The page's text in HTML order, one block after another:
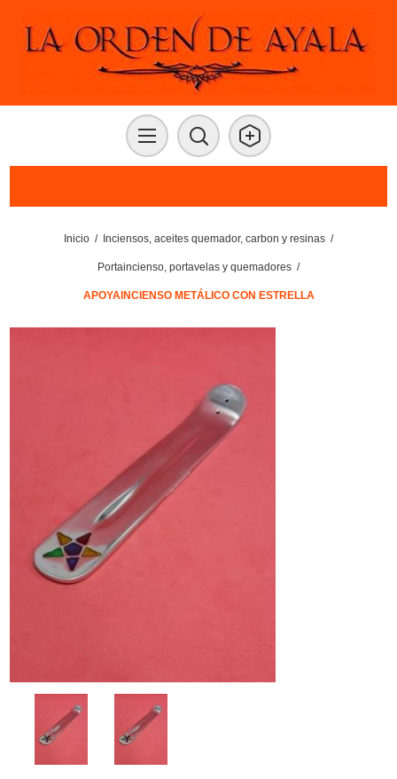
Inicio / Inciensos, aceites quemador, carbon y resinas /
Portaincienso, portavelas y quemadores /
APOYAINCIENSO METÁLICO CON ESTRELLA